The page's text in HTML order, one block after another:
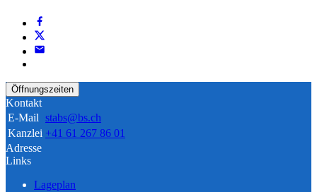
Öffnungszeiten
Kontakt
E-Mail stabs@bs.ch
Kanzlei +41 61 267 86 01
Adresse
Links
Lageplan